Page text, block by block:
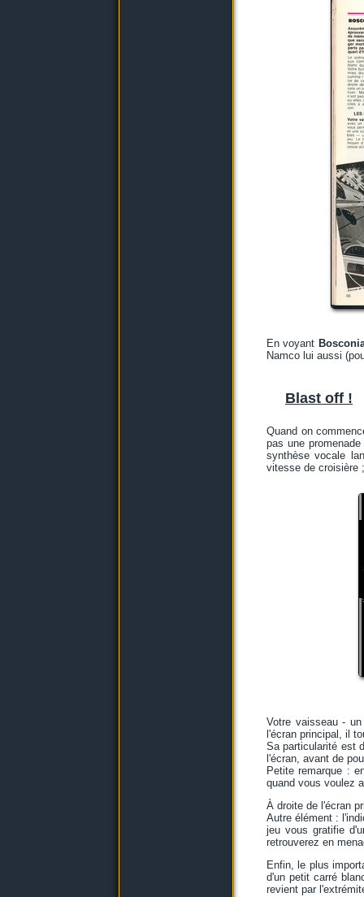
En voyant
Namco lui aussi
Blast off !
Quand on
pas une
synthèse vocale
vitesse de croisière
Votre vaisseau -
l'écran principal, il
Sa particularité est
l'écran, avant de
Petite remarque :
quand vous voulez
À droite de l'écran
Autre élément :
jeu vous gratifie
retrouverez en
Enfin, le plus
d'un petit carré
revient par